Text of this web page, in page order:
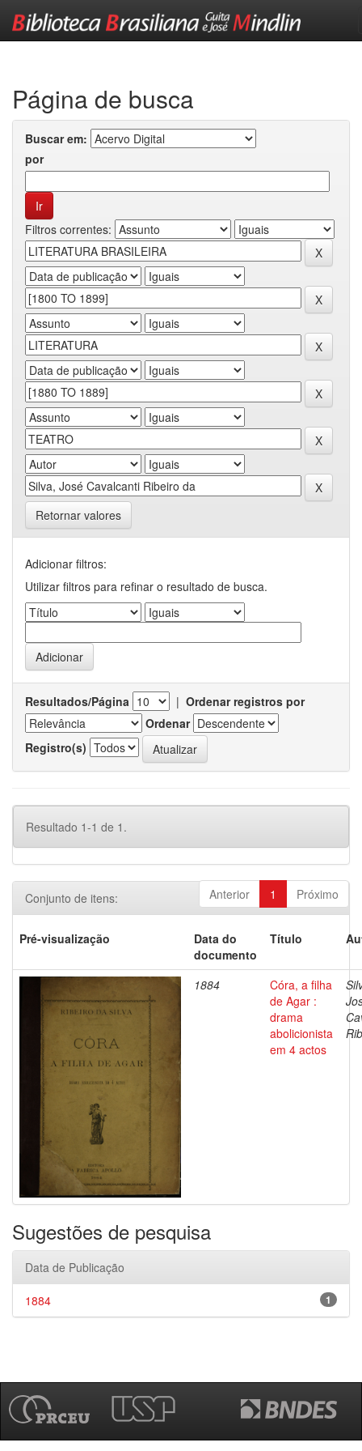
Página de busca
Buscar em:
por
Filtros correntes:
Retornar valores
Adicionar filtros:
Utilizar filtros para refinar o resultado de busca.
Resultados/Página | Ordenar registros por
Ordenar
Registro(s)
Resultado 1-1 de 1.
Anterior 1 Próximo
Conjunto de itens:
Pré-visualização
Data do
documento
Título
1884
Córa, a filha
de Agar :
drama
abolicionista
em 4 actos
Sugestões de pesquisa
Data de Publicação
1
1884